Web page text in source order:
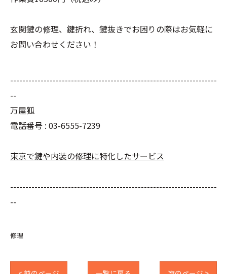
玄関鍵の修理、鍵折れ、鍵抜きでお困りの際はお気軽に
お問い合わせください！
--------------------------------------------------------------------
--
万屋狐
電話番号 : 03-6555-7239
東京で鍵や内装の修理に特化したサービス
--------------------------------------------------------------------
--
修理